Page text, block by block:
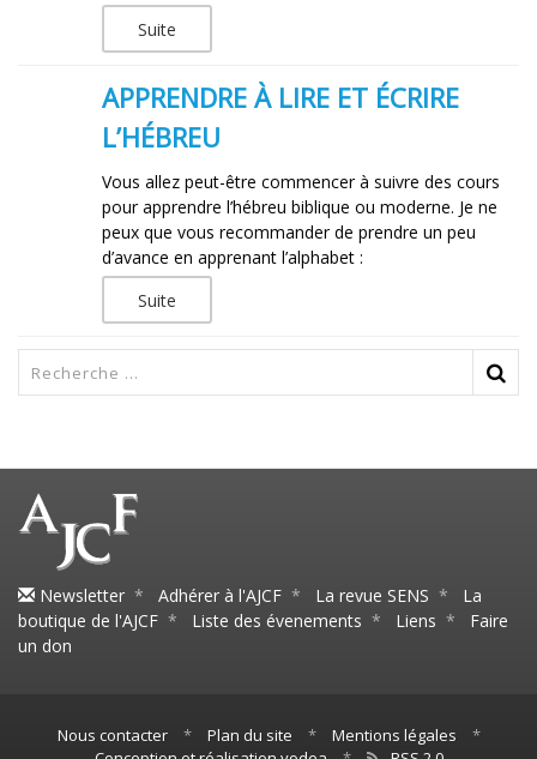
Suite
APPRENDRE À LIRE ET ÉCRIRE
L’HÉBREU
Vous allez peut-être commencer à suivre des cours
pour apprendre l’hébreu biblique ou moderne. Je ne
peux que vous recommander de prendre un peu
d’avance en apprenant l’alphabet :
Suite
Newsletter * Adhérer à l'AJCF * La revue SENS * La
boutique de l'AJCF * Liste des évenements * Liens * Faire
un don
Nous contacter * Plan du site * Mentions légales
*